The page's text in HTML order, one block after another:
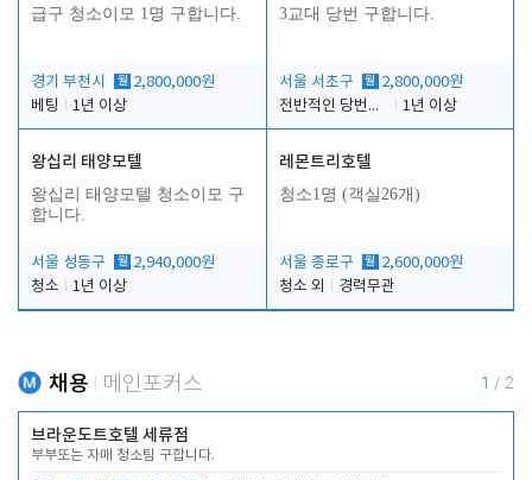
급구 청소이모 1명 구합니다.
경기 부천시 월 2,800,000원
베팅
1년 이상
3교대 당번 구합니다.
서울 서초구 월 2,800,000원
전반적인 당번업무
1년 이상
왕십리 태양모텔
왕십리 태양모텔 청소이모 구
합니다.
서울 성동구 월 2,940,000원
청소
1년 이상
레몬트리호텔
청소1명 (객실26개)
서울 종로구 월 2,600,000원
청소 외
경력무관
채용 메인포커스 1 / 2
브라운도트호텔 세류점
부부또는 자매 청소팀 구합니다.